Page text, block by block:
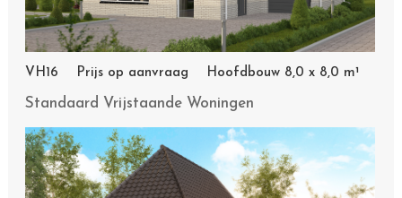
VH16 Prijs op aanvraag Hoofdbouw 8,0 x 8,0 m¹
Standaard Vrijstaande Woningen